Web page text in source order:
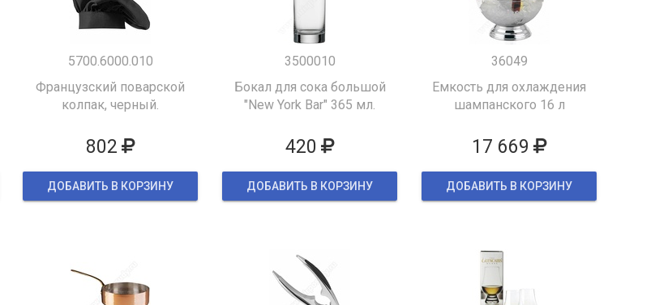
5700.6000.010
Французский поварской
колпак, черный.
802
ДОБАВИТЬ В КОРЗИНУ
3500010
Бокал для сока большой
"New York Bar" 365 мл.
420
ДОБАВИТЬ В КОРЗИНУ
36049
Емкость для охлаждения
шампанского 16 л
17 669
ДОБАВИТЬ В КОРЗИНУ